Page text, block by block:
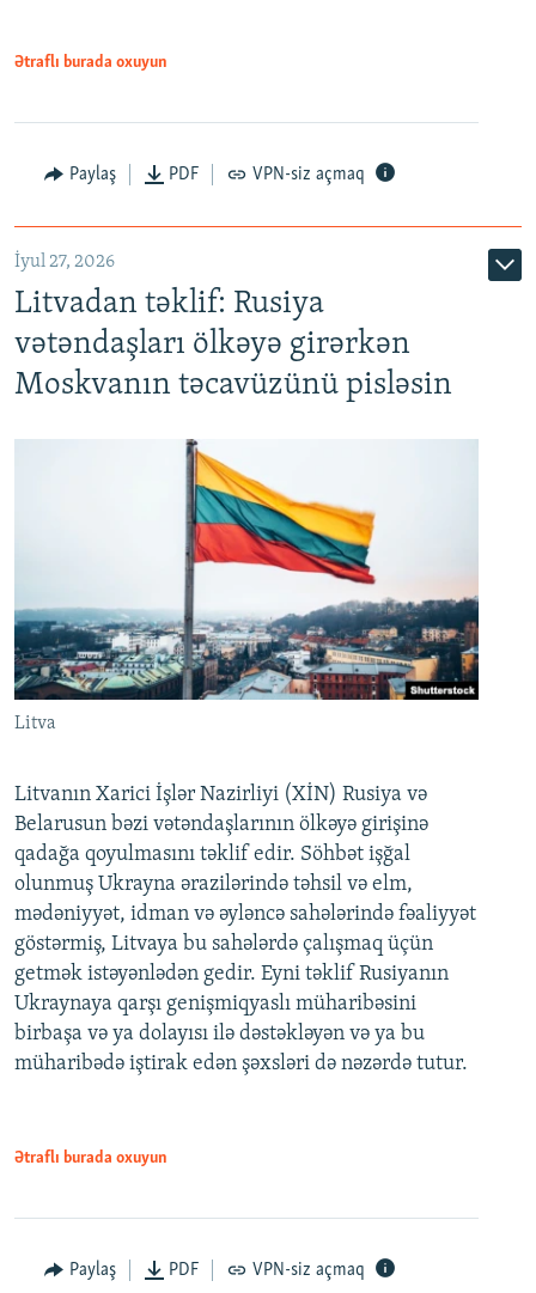
Ətraflı burada oxuyun
Paylaş PDF VPN-siz açmaq
İyul 27, 2026
Litvadan təklif: Rusiya
vətəndaşları ölkəyə girərkən
Moskvanın təcavüzünü pisləsin
Litva
Litvanın Xarici İşlər Nazirliyi (XİN) Rusiya və
Belarusun bəzi vətəndaşlarının ölkəyə girişinə
qadağa qoyulmasını təklif edir. Söhbət işğal
olunmuş Ukrayna ərazilərində təhsil və elm,
mədəniyyət, idman və əyləncə sahələrində fəaliyyət
göstərmiş, Litvaya bu sahələrdə çalışmaq üçün
getmək istəyənlədən gedir. Eyni təklif Rusiyanın
Ukraynaya qarşı genişmiqyaslı müharibəsini
birbaşa və ya dolayısı ilə dəstəkləyən və ya bu
müharibədə iştirak edən şəxsləri də nəzərdə tutur.
Ətraflı burada oxuyun
Paylaş PDF VPN-siz açmaq